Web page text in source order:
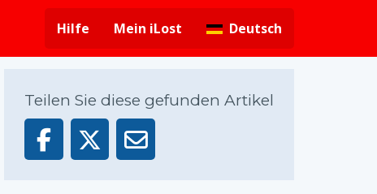
Hilfe
Mein iLost Deutsch
Teilen Sie diese gefunden Artikel